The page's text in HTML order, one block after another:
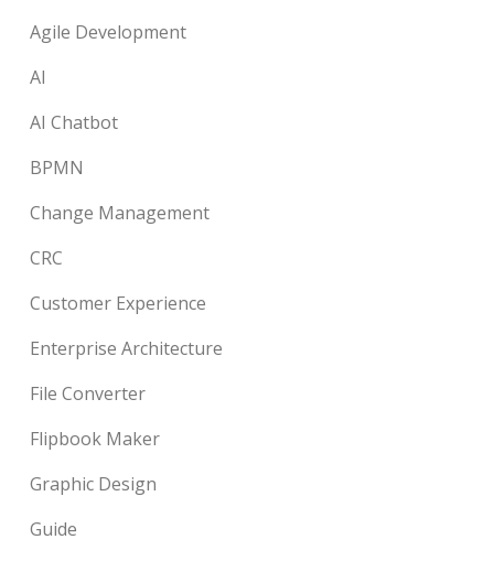
Agile Development
AI
AI Chatbot
BPMN
Change Management
CRC
Customer Experience
Enterprise Architecture
File Converter
Flipbook Maker
Graphic Design
Guide